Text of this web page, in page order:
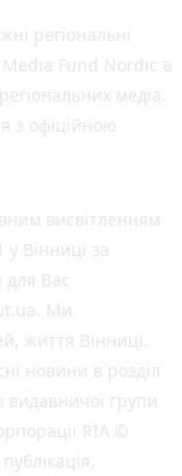
регіональні
Media Fund Nordic в
медіа.
з офіційною
висвітленням
Вінниці за
для Вас
Ми
життя Вінниці.
новини в розділ
групи
RIA ©